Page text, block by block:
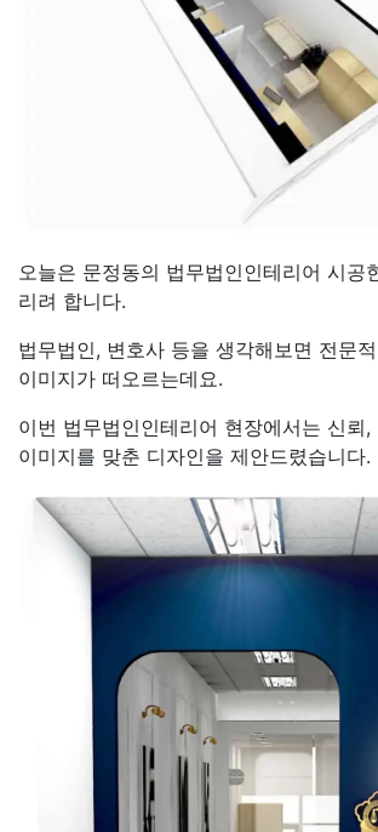
오늘은 문정동의 법무법인인테리어 시공
리려 합니다.
법무법인, 변호사 등을 생각해보면 전문
이미지가 떠오르는데요.
이번 법무법인인테리어 현장에서는 신뢰,
이미지를 맞춘 디자인을 제안드렸습니다.